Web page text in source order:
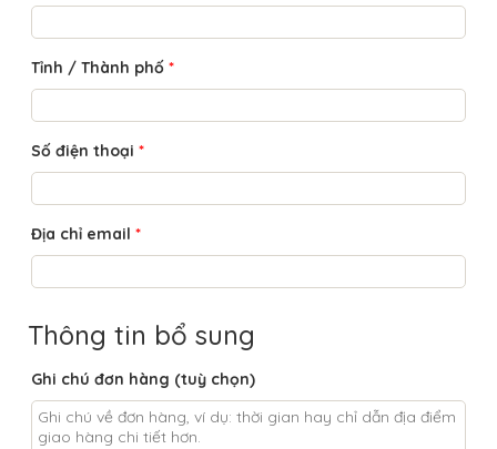
Tỉnh / Thành phố *
Số điện thoại *
Địa chỉ email *
Thông tin bổ sung
Ghi chú đơn hàng (tuỳ chọn)